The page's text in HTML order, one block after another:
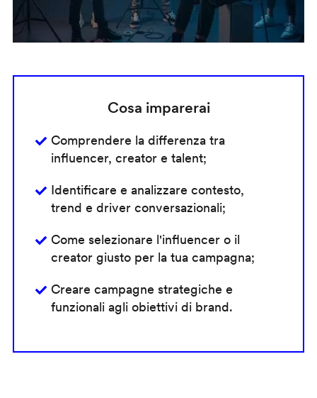
Cosa imparerai
Comprendere la differenza tra
influencer, creator e talent;
Identificare e analizzare contesto,
trend e driver conversazionali;
Come selezionare l'influencer o il
creator giusto per la tua campagna;
Creare campagne strategiche e
funzionali agli obiettivi di brand.